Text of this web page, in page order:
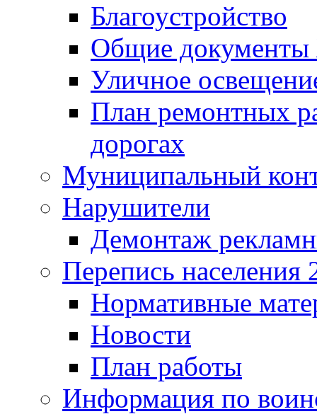
Благоустройство
Общие
Уличное
План ремонтных
дорогах
Муниципальный
Нарушители
Демонтаж
Перепись населения
Нормативные
Новости
План работы
Информация по